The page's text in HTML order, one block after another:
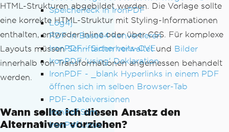
Speicherleck in IronPDF
Log4j
PDF in Base64 konvertieren
IronPDF - Sicherheits-CVE
IronPDF 'using' Deklaration
IronPDF - _blank Hyperlinks in einem PDF
öffnen sich im selben Browser-Tab
PDF-Dateiversionen
IronPdf.Slim
IronPdf.Linux
HTML-Strukturen abgebildet werden. Die Vorlage sollte
eine korrekte HTML-Struktur mit Styling-Informationen
enthalten, entweder inline oder über CSS. Für komplexe
Layouts müssenSchriftarten verwaltetund Bilder
innerhalb von Transformationen angemessen behandelt
werden.
Wann sollte ich diesen Ansatz den
Alternativen vorziehen?